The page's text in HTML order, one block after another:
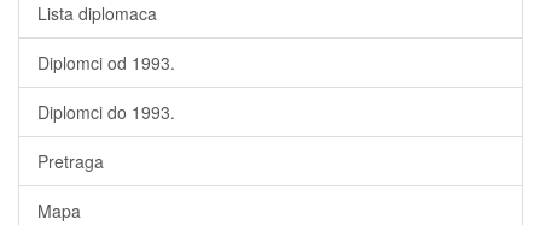
Lista diplomaca
Diplomci od 1993.
Diplomci do 1993.
Pretraga
Mapa